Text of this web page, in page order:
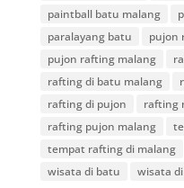
paintball batu malang
paralayang batu
pujon
pujon rafting malang
rafting di batu malang
rafting di pujon
rafting
rafting pujon malang
tempat rafting di malang
wisata di batu
wisata